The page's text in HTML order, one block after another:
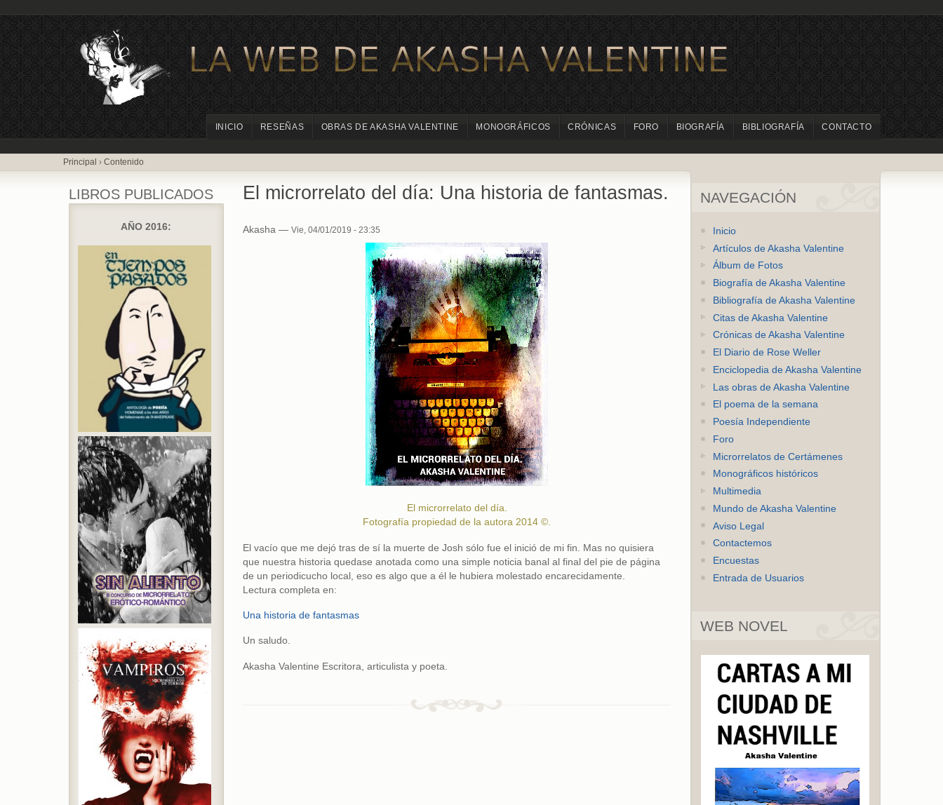
INICIO RESEÑAS OBRAS DE AKASHA VALENTINE MONOGRÁFICOS CRÓNICAS FORO BIOGRAFÍA BIBLIOGRAFÍA CONTACTO
Principal › Contenido
LIBROS PUBLICADOS
AÑO 2016:
El microrrelato del día: Una historia de fantasmas.
Akasha — Vie, 04/01/2019 - 23:35
El microrrelato del día.
Fotografía propiedad de la autora 2014 ©.
El vacío que me dejó tras de sí la muerte de Josh sólo fue el inició de mi fin. Mas no quisiera
que nuestra historia quedase anotada como una simple noticia banal al final del pie de página
de un periodicucho local, eso es algo que a él le hubiera molestado encarecidamente.
Lectura completa en:
Una historia de fantasmas
Un saludo.
Akasha Valentine Escritora, articulista y poeta.
NAVEGACIÓN
Inicio
Artículos de Akasha Valentine
Álbum de Fotos
Biografía de Akasha Valentine
Bibliografía de Akasha Valentine
Citas de Akasha Valentine
Crónicas de Akasha Valentine
El Diario de Rose Weller
Enciclopedia de Akasha Valentine
Las obras de Akasha Valentine
El poema de la semana
Poesía Independiente
Foro
Microrrelatos de Certámenes
Monográficos históricos
Multimedia
Mundo de Akasha Valentine
Aviso Legal
Contactemos
Encuestas
Entrada de Usuarios
WEB NOVEL